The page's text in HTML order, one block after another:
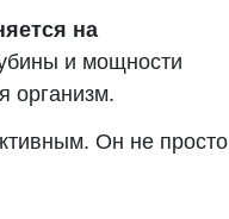
на
и мощности
организм.
Он не просто